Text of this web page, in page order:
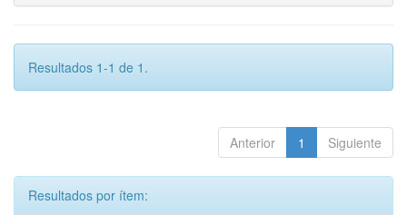
Resultados 1-1 de 1.
Anterior 1 Siguiente
Resultados por ítem: